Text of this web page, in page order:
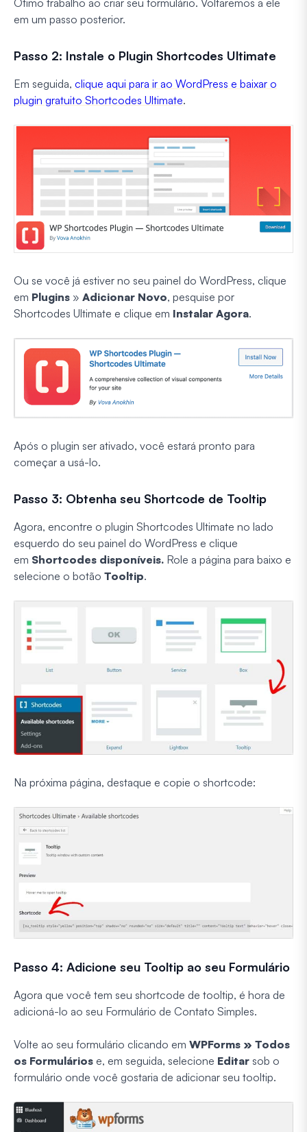
Ótimo trabalho ao criar seu formulário. Voltaremos a ele
em um passo posterior.
Passo 2: Instale o Plugin Shortcodes Ultimate
Em seguida, clique aqui para ir ao WordPress e baixar o
plugin gratuito Shortcodes Ultimate.
Ou se você já estiver no seu painel do WordPress, clique
em Plugins » Adicionar Novo, pesquise por
Shortcodes Ultimate e clique em Instalar Agora.
Após o plugin ser ativado, você estará pronto para
começar a usá-lo.
Passo 3: Obtenha seu Shortcode de Tooltip
Agora, encontre o plugin Shortcodes Ultimate no lado
esquerdo do seu painel do WordPress e clique
em Shortcodes disponíveis. Role a página para baixo e
selecione o botão Tooltip.
Na próxima página, destaque e copie o shortcode:
Passo 4: Adicione seu Tooltip ao seu Formulário
Agora que você tem seu shortcode de tooltip, é hora de
adicioná-lo ao seu Formulário de Contato Simples.
Volte ao seu formulário clicando em WPForms » Todos
os Formulários e, em seguida, selecione Editar sob o
formulário onde você gostaria de adicionar seu tooltip.